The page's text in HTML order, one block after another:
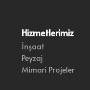
Hizmetlerimiz
İnşaat
Peyzaj
Mimari Projeler